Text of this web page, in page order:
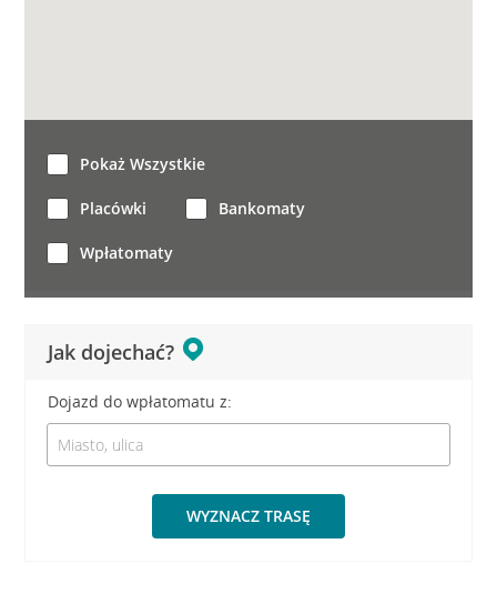
Jak dojechać?
Dojazd do wpłatomatu z:
WYZNACZ TRASĘ
Pokaż Wszystkie
Placówki Bankomaty
Wpłatomaty